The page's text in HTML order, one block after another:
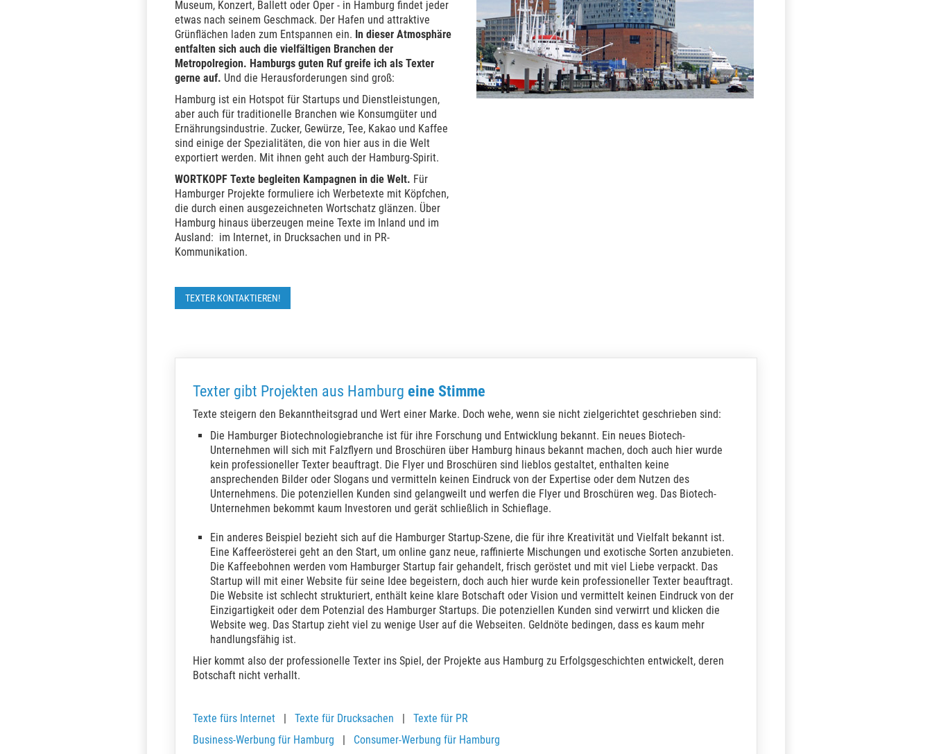
Museum, Konzert, Ballett oder Oper - in Hamburg findet jeder
etwas nach seinem Geschmack. Der Hafen und attraktive
Grünflächen laden zum Entspannen ein. In dieser Atmosphäre
entfalten sich auch die vielfältigen Branchen der
Metropolregion. Hamburgs guten Ruf greife ich als Texter
gerne auf. Und die Herausforderungen sind groß:
Hamburg ist ein Hotspot für Startups und Dienstleistungen,
aber auch für traditionelle Branchen wie Konsumgüter und
Ernährungsindustrie. Zucker, Gewürze, Tee, Kakao und Kaffee
sind einige der Spezialitäten, die von hier aus in die Welt
exportiert werden. Mit ihnen geht auch der Hamburg-Spirit.
WORTKOPF Texte begleiten Kampagnen in die Welt. Für
Hamburger Projekte formuliere ich Werbetexte mit Köpfchen,
die durch einen ausgezeichneten Wortschatz glänzen. Über
Hamburg hinaus überzeugen meine Texte im Inland und im
Ausland: im Internet, in Drucksachen und in PR-
Kommunikation.
TEXTER KONTAKTIEREN!
Texter gibt Projekten aus Hamburg eine Stimme
​Texte steigern den Bekanntheitsgrad und Wert einer Marke. Doch wehe, wenn sie nicht zielgerichtet geschrieben sind:
Die Hamburger Biotechnologiebranche ist für ihre Forschung und Entwicklung bekannt. Ein neues Biotech-
Unternehmen will sich mit Falzflyern und Broschüren über Hamburg hinaus bekannt machen, doch auch hier wurde
kein professioneller Texter beauftragt. Die Flyer und Broschüren sind lieblos gestaltet, enthalten keine
ansprechenden Bilder oder Slogans und vermitteln keinen Eindruck von der Expertise oder dem Nutzen des
Unternehmens. Die potenziellen Kunden sind gelangweilt und werfen die Flyer und Broschüren weg. Das Biotech-
Unternehmen bekommt kaum Investoren und gerät schließlich in Schieflage.
Ein anderes Beispiel bezieht sich auf die Hamburger Startup-Szene, die für ihre Kreativität und Vielfalt bekannt ist.
Eine Kaffeerösterei geht an den Start, um online ganz neue, raffinierte Mischungen und exotische Sorten anzubieten.
Die Kaffeebohnen werden vom Hamburger Startup fair gehandelt, frisch geröstet und mit viel Liebe verpackt. Das
Startup will mit einer Website für seine Idee begeistern, doch auch hier wurde kein professioneller Texter beauftragt.
Die Website ist schlecht strukturiert, enthält keine klare Botschaft oder Vision und vermittelt keinen Eindruck von der
Einzigartigkeit oder dem Potenzial des Hamburger Startups. Die potenziellen Kunden sind verwirrt und klicken die
Website weg. Das Startup zieht viel zu wenige User auf die Webseiten. Geldnöte bedingen, dass es kaum mehr
handlungsfähig ist.
Hier kommt also der professionelle Texter ins Spiel, der Projekte aus Hamburg zu Erfolgsgeschichten entwickelt, deren
Botschaft nicht verhallt.
Texte fürs Internet | Texte für Drucksachen | Texte für PR
Business-Werbung für Hamburg | Consumer-Werbung für Hamburg